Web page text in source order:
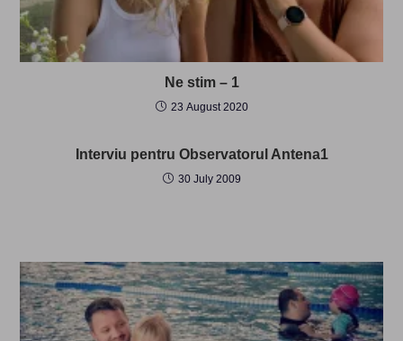
Ne stim – 1
23 August 2020
Interviu pentru Observatorul Antena1
30 July 2009